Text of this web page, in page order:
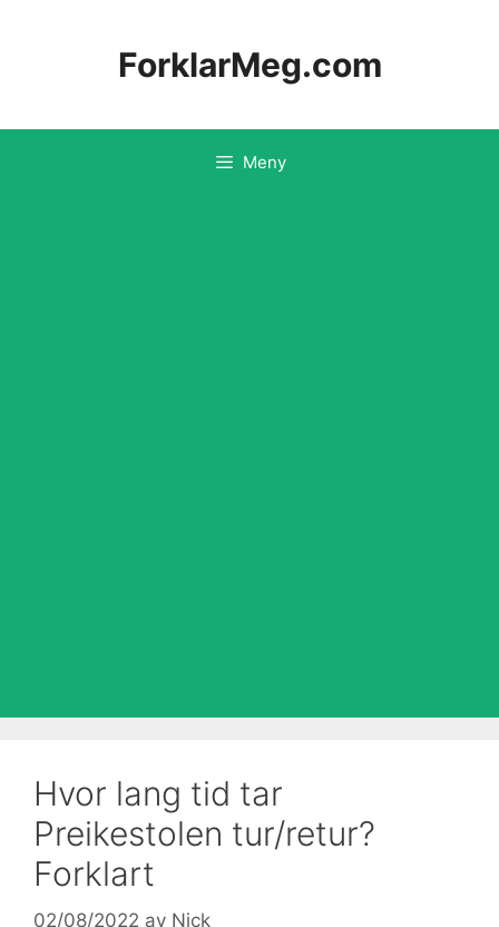
ForklarMeg.com
Meny
Hvor lang tid tar
Preikestolen tur/retur?
Forklart
02/08/2022 av Nick